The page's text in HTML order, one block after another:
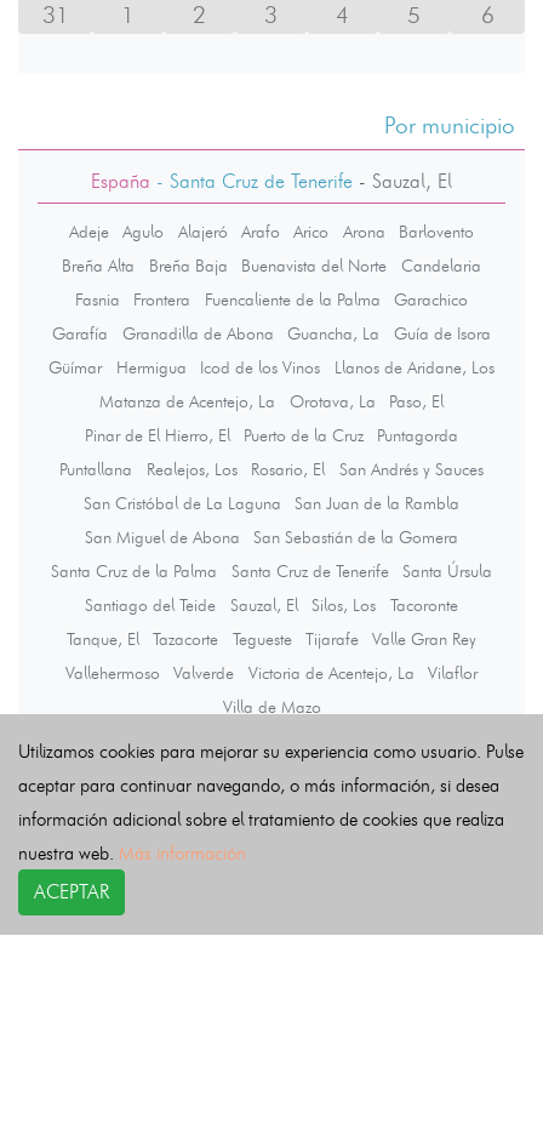
31
1 2 3 4 5 6
Por municipio
España - Santa Cruz de Tenerife - Sauzal, El
Adeje Agulo Alajeró Arafo Arico Arona
Barlovento
Breña Alta
Breña Baja Buenavista del Norte
Candelaria
Fasnia
Frontera Fuencaliente de la Palma
Garachico
Garafía
Granadilla de Abona Guancha, La
Guía de Isora
Güímar
Hermigua Icod de los Vinos
Llanos de Aridane, Los
Matanza de Acentejo, La
Orotava, La
Paso, El
Pinar de El Hierro, El
Puerto de la Cruz
Puntagorda
Puntallana
Realejos, Los Rosario, El
San Andrés y Sauces
San Cristóbal de La Laguna
San Juan de la Rambla
San Miguel de Abona
San Sebastián de la Gomera
Santa Cruz de la Palma
Santa Cruz de Tenerife
Santa Úrsula
Santiago del Teide
Sauzal, El Silos, Los
Tacoronte
Tanque, El
Tazacorte Tegueste Tijarafe
Valle Gran Rey
Vallehermoso
Valverde Victoria de Acentejo, La
Vilaflor
Villa de Mazo
Últimas noticias
Utilizamos cookies para mejorar su experiencia como usuario. Pulse
aceptar para continuar navegando, o más información, si desea
información adicional sobre el tratamiento de cookies que realiza
nuestra web. Más información
ACEPTAR